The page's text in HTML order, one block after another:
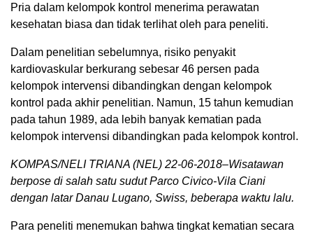
Pria dalam kelompok kontrol menerima perawatan
kesehatan biasa dan tidak terlihat oleh para peneliti.
Dalam penelitian sebelumnya, risiko penyakit
kardiovaskular berkurang sebesar 46 persen pada
kelompok intervensi dibandingkan dengan kelompok
kontrol pada akhir penelitian. Namun, 15 tahun kemudian
pada tahun 1989, ada lebih banyak kematian pada
kelompok intervensi dibandingkan pada kelompok kontrol.
KOMPAS/NELI TRIANA (NEL) 22-06-2018–Wisatawan
berpose di salah satu sudut Parco Civico-Vila Ciani
dengan latar Danau Lugano, Swiss, beberapa waktu lalu.
Para peneliti menemukan bahwa tingkat kematian secara